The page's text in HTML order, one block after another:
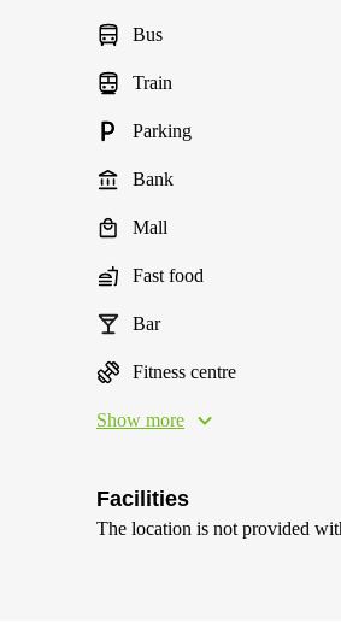
Bus
Train
Parking
Bank
Mall
Fast food
Bar
Fitness centre
Show more
Facilities
The location is not provided